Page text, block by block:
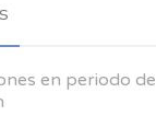
en periodo de